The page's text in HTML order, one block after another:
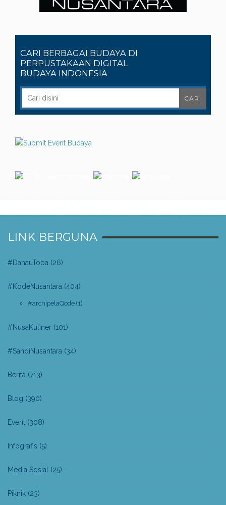
CARI BERBAGAI BUDAYA DI
PERPUSTAKAAN DIGITAL
BUDAYA INDONESIA
LINK BERGUNA
#DanauToba (26)
#KodeNusantara (404)
#archipelaQode (1)
#NusaKuliner (101)
#SandiNusantara (34)
Berita (713)
Blog (390)
Event (308)
Infografis (5)
Media Sosial (25)
Piknik (23)